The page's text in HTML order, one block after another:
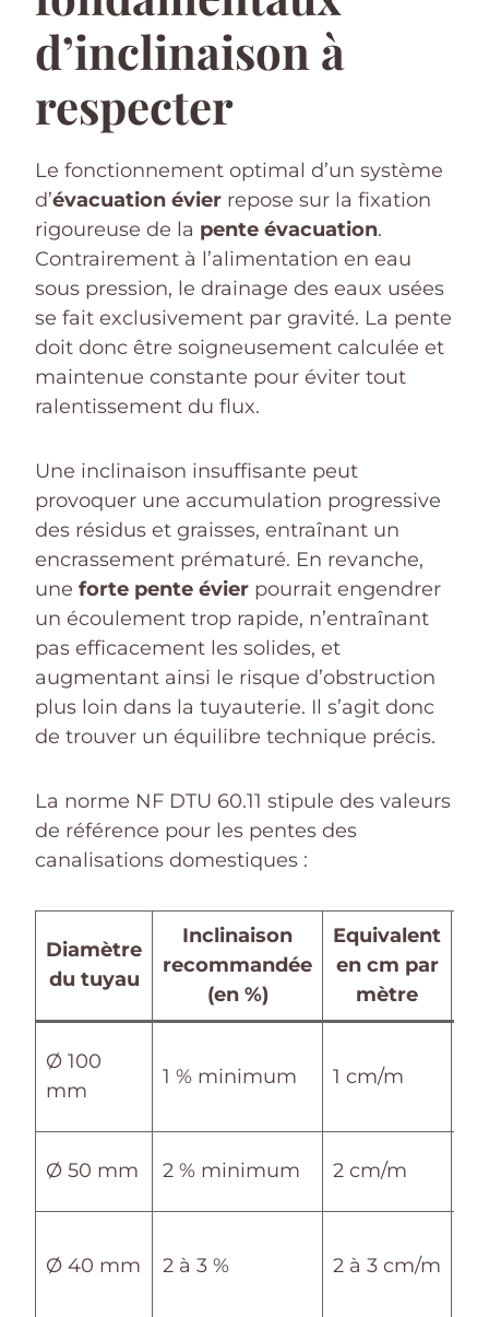
d’inclinaison à
respecter
Le fonctionnement optimal d’un système
d’évacuation évier repose sur la fixation
rigoureuse de la pente évacuation.
Contrairement à l’alimentation en eau
sous pression, le drainage des eaux usées
se fait exclusivement par gravité. La pente
doit donc être soigneusement calculée et
maintenue constante pour éviter tout
ralentissement du flux.
Une inclinaison insuffisante peut
provoquer une accumulation progressive
des résidus et graisses, entraînant un
encrassement prématuré. En revanche,
une forte pente évier pourrait engendrer
un écoulement trop rapide, n’entraînant
pas efficacement les solides, et
augmentant ainsi le risque d’obstruction
plus loin dans la tuyauterie. Il s’agit donc
de trouver un équilibre technique précis.
La norme NF DTU 60.11 stipule des valeurs
de référence pour les pentes des
canalisations domestiques :
Diamètre
du tuyau
Inclinaison
recommandée
(en %)
Equivalent
en cm par
mètre
Ø 100
mm
1 % minimum 1 cm/m
Ø 50 mm 2 % minimum 2 cm/m
Ø 40 mm 2 à 3 % 2 à 3 cm/m